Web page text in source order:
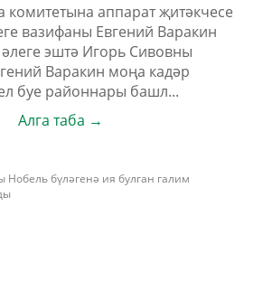
аппарат җитәкчесе
вазифаны Евгений Варакин
эштә Игорь Сивовны
Варакин моңа кадәр
буе районнары башл...
Алга таба →